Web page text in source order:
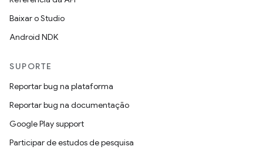
Baixar o Studio
Android NDK
SUPORTE
Reportar bug na plataforma
Reportar bug na documentação
Google Play support
Participar de estudos de pesquisa